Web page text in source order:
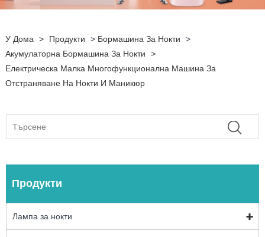
У Дома > Продукти > Бормашина За Нокти
>
Акумулаторна Бормашина За Нокти
>
Електрическа Малка Многофункционална Машина За
Отстраняване На Нокти И Маникюр
Продукти
Лампа за нокти